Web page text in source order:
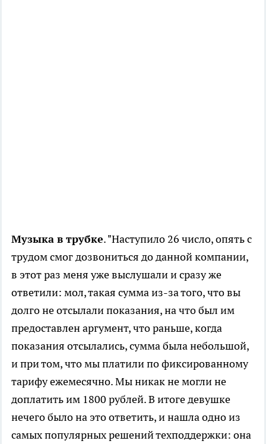
Музыка в трубке. "Наступило 26 число, опять с
трудом смог дозвониться до данной компании,
в этот раз меня уже выслушали и сразу же
ответили: мол, такая сумма из-за того, что вы
долго не отсылали показания, на что был им
предоставлен аргумент, что раньше, когда
показания отсылались, сумма была небольшой,
и при том, что мы платили по фиксированному
тарифу ежемесячно. Мы никак не могли не
доплатить им 1800 рублей. В итоге девушке
нечего было на это ответить, и нашла одно из
самых популярных решений техподдержки: она